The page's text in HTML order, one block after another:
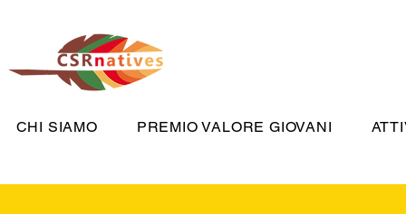
CHI SIAMO PREMIO VALORE GIOVANI